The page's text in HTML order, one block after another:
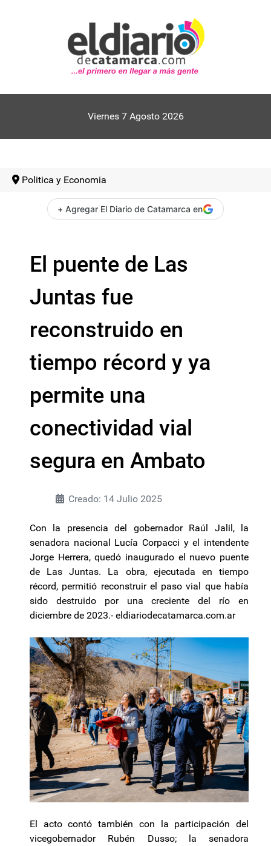
Viernes 7 Agosto 2026
Politica y Economia
+ Agregar El Diario de Catamarca en
El puente de Las
Juntas fue
reconstruido en
tiempo récord y ya
permite una
conectividad vial
segura en Ambato
Creado: 14 Julio 2025
Con la presencia del gobernador Raúl Jalil, la
senadora nacional Lucía Corpacci y el intendente
Jorge Herrera, quedó inaugurado el nuevo puente
de Las Juntas. La obra, ejecutada en tiempo
récord, permitió reconstruir el paso vial que había
sido destruido por una creciente del río en
diciembre de 2023.-eldiariodecatamarca.com.ar
El acto contó también con la participación del
vicegobernador Rubén Dusso; la senadora